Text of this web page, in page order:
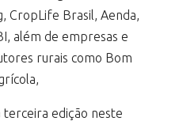
CropLife Brasil, Aenda,
além de empresas e
rurais como Bom
terceira edição neste